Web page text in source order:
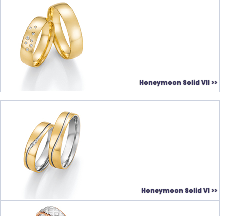
Honeymoon Solid VII >>
Honeymoon Solid VI >>